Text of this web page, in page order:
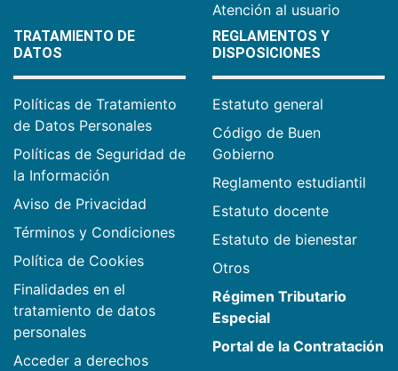
Atención al usuario
TRATAMIENTO DE
DATOS
Políticas de Tratamiento
de Datos Personales
Políticas de Seguridad de
la Información
Aviso de Privacidad
Términos y Condiciones
Política de Cookies
Finalidades en el
tratamiento de datos
personales
Acceder a derechos
REGLAMENTOS Y
DISPOSICIONES
Estatuto general
Código de Buen
Gobierno
Reglamento estudiantil
Estatuto docente
Estatuto de bienestar
Otros
Régimen Tributario
Especial
Portal de la Contratación